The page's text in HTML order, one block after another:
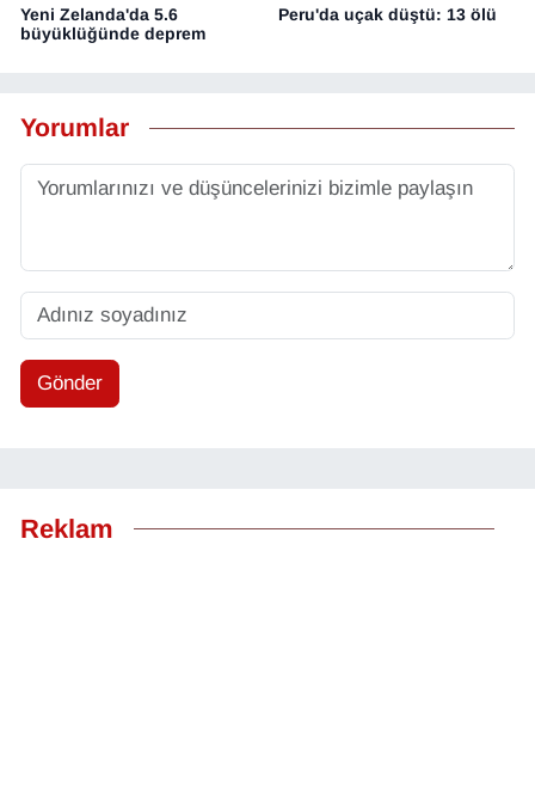
Yeni Zelanda'da 5.6
büyüklüğünde deprem
Peru'da uçak düştü: 13 ölü
Yorumlar
Gönder
Reklam